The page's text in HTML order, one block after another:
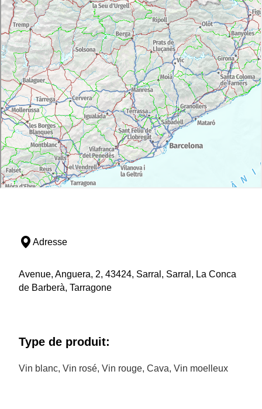
Adresse
Avenue, Anguera, 2, 43424, Sarral, Sarral, La Conca
de Barberà, Tarragone
Type de produit:
Vin blanc, Vin rosé, Vin rouge, Cava, Vin moelleux